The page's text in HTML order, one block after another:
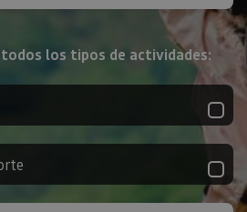
los tipos de actividades: